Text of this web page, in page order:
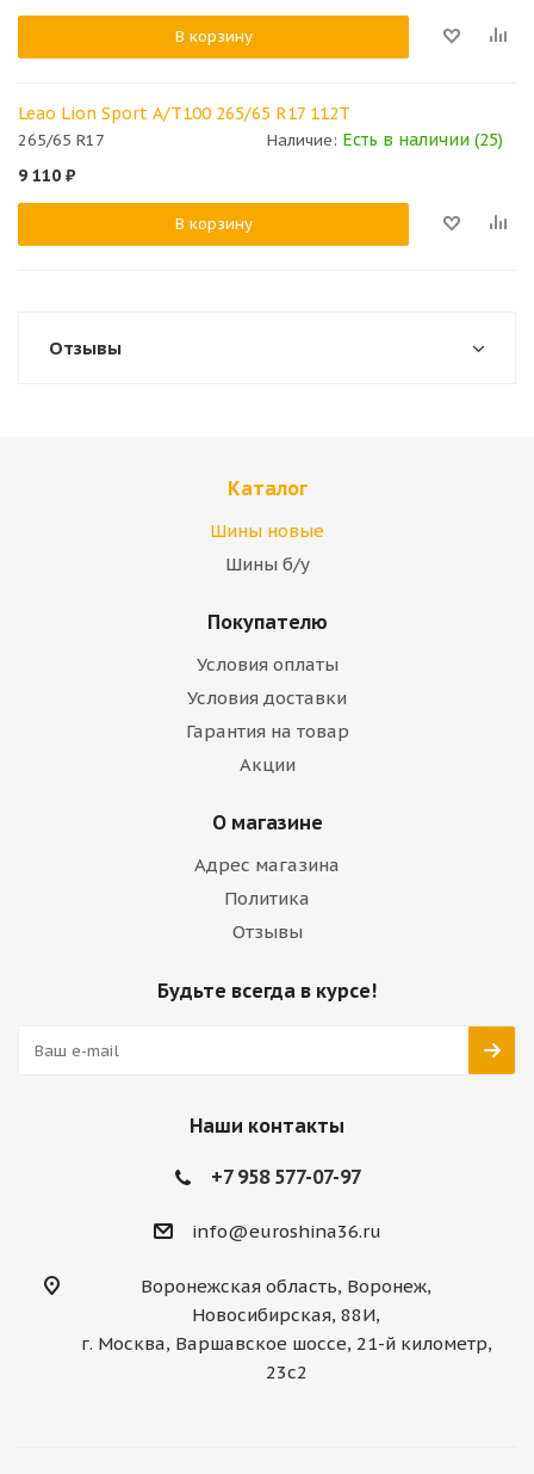
В корзину
Leao Lion Sport A/T100 265/65 R17 112T
265/65 R17 Наличие: Есть в наличии (25)
9 110 ₽
В корзину
Отзывы
Каталог
Шины новые
Шины б/у
Покупателю
Условия оплаты
Условия доставки
Гарантия на товар
Акции
О магазине
Адрес магазина
Политика
Отзывы
Будьте всегда в курсе!
Наши контакты
+7 958 577-07-97
info@euroshina36.ru
Воронежская область, Воронеж,
Новосибирская, 88И,
г. Москва, Варшавское шоссе, 21-й километр,
23с2